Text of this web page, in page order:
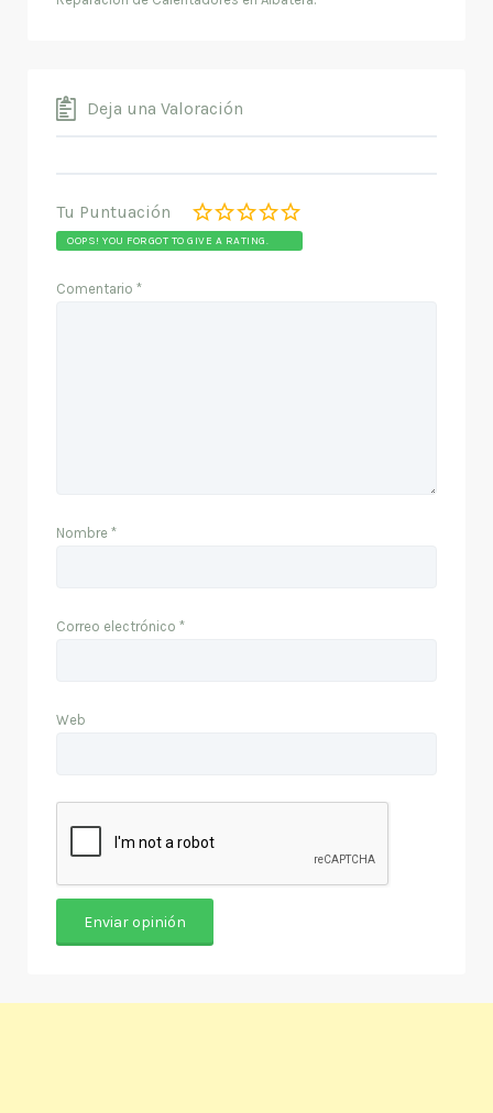
Deja una Valoración
Tu Puntuación
OOPS! YOU FORGOT TO GIVE A RATING.
Comentario *
Nombre *
Correo electrónico *
Web